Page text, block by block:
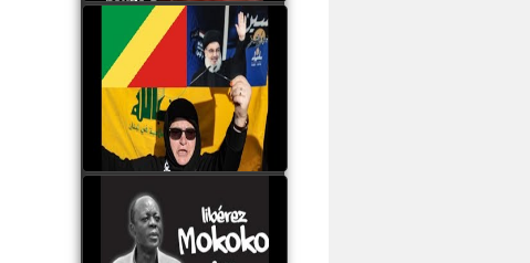
Les liaisons dangereuses
du clan Sassou Nguesso
avec le Hezbollah
watch video
Le Général Mokoko est
l'unique légitimité
présidentielle du peuple